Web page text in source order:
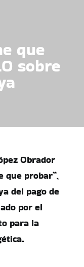
que
sobre
Obrador
que probar”,
del pago de
por el
para la